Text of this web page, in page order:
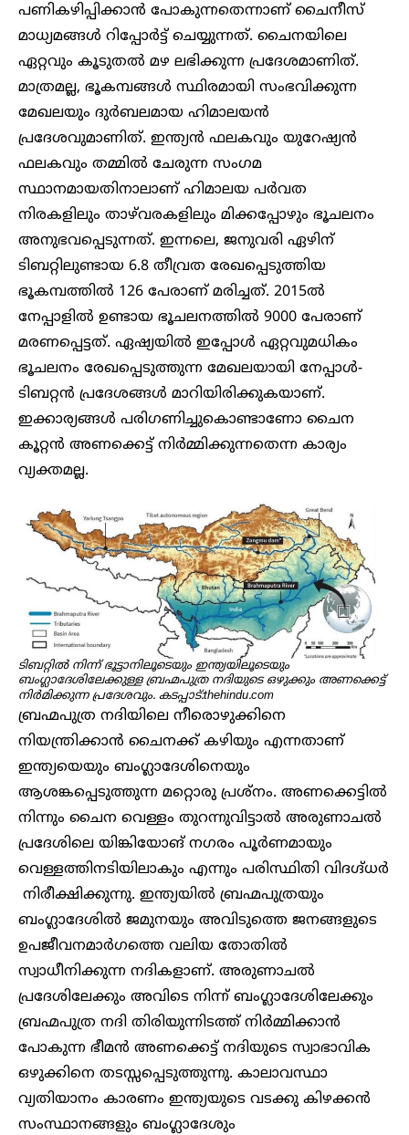
പണികഴിപ്പിക്കാൻ പോകുന്നതെന്നാണ് ചൈനീസ്
മാധ്യമങ്ങൾ റിപ്പോർട്ട് ചെയ്യുന്നത്. ചൈനയിലെ
ഏറ്റവും കൂടുതൽ മഴ ലഭിക്കുന്ന പ്രദേശമാണിത്.
മാത്രമല്ല, ഭൂകമ്പങ്ങൾ സ്ഥിരമായി സംഭവിക്കുന്ന
മേഖലയും ദുർബലമായ ഹിമാലയൻ
പ്രദേശവുമാണിത്. ഇന്ത്യൻ ഫലകവും യുറേഷ്യൻ
ഫലകവും തമ്മിൽ ചേരുന്ന സംഗമ
സ്ഥാനമായതിനാലാണ് ഹിമാലയ പർവത
നിരകളിലും താഴ്‌വരകളിലും മിക്കപ്പോഴും ഭൂചലനം
അനുഭവപ്പെടുന്നത്. ഇന്നലെ‌, ജനുവരി ഏഴിന്
ടിബറ്റിലുണ്ടായ 6.8 തീവ്രത രേഖപ്പെടുത്തിയ
ഭൂകമ്പത്തിൽ 126 പേരാണ് മരിച്ചത്. 2015ൽ
നേപ്പാളിൽ ഉണ്ടായ ഭൂചലനത്തിൽ 9000 പേരാണ്
മരണപ്പെട്ടത്. ഏഷ്യയിൽ ഇപ്പോൾ ഏറ്റവുമധികം
ഭൂചലനം രേഖപ്പെടുത്തുന്ന മേഖലയായി നേപ്പാൾ-
ടിബറ്റൻ പ്രദേശങ്ങൾ മാറിയിരിക്കുകയാണ്.
ഇക്കാര്യങ്ങൾ പരിഗണിച്ചുകൊണ്ടാണോ ചൈന
കൂറ്റൻ അണക്കെട്ട് നിർമ്മിക്കുന്നതെന്ന കാര്യം
വ്യക്തമല്ല.
ടിബറ്റിൽ നിന്ന് ഭൂട്ടാനിലൂടെയും ഇന്ത്യയിലൂടെയും
ബംഗ്ലാദേശിലേക്കുള്ള ബ്രഹ്മപുത്ര നദിയുടെ ഒഴുക്കും അണക്കെട്ട്
നിർമിക്കുന്ന പ്രദേശവും. കടപ്പാട്:thehindu.com
ബ്രഹ്മപുത്ര നദിയിലെ നീരൊഴുക്കിനെ
നിയന്ത്രിക്കാൻ ചൈനക്ക് കഴിയും എന്നതാണ്
ഇന്ത്യയെയും ബംഗ്ലാദേശിനെയും
ആശങ്കപ്പെടുത്തുന്ന മറ്റൊരു പ്രശ്നം. അണക്കെട്ടിൽ
നിന്നും ചൈന വെള്ളം തുറന്നുവിട്ടാൽ അരുണാചൽ
പ്രദേശിലെ യിങ്കിയോങ് നഗരം പൂർണമായും
വെള്ളത്തിനടിയിലാകും എന്നും പരിസ്ഥിതി വിദഗ്ദ്ധർ
നിരീക്ഷിക്കുന്നു. ഇന്ത്യയിൽ ബ്രഹ്മപുത്രയും
ബംഗ്ലാദേശിൽ ജമുനയും അവിടുത്തെ ജനങ്ങളുടെ
ഉപജീവനമാർഗത്തെ വലിയ തോതിൽ
സ്വാധീനിക്കുന്ന നദികളാണ്. അരുണാചൽ
പ്രദേശിലേക്കും അവിടെ നിന്ന് ബംഗ്ലാദേശിലേക്കും
ബ്രഹ്മപുത്ര നദി തിരിയുന്നിടത്ത് നിർമ്മിക്കാൻ
പോകുന്ന ഭീമൻ അണക്കെട്ട് നദിയുടെ സ്വാഭാവിക
ഒഴുക്കിനെ തടസ്സപ്പെടുത്തുന്നു. കാലാവസ്ഥാ
വ്യതിയാനം കാരണം ഇന്ത്യയുടെ വടക്കു കിഴക്കൻ
സംസ്ഥാനങ്ങളും ബംഗ്ലാദേശും